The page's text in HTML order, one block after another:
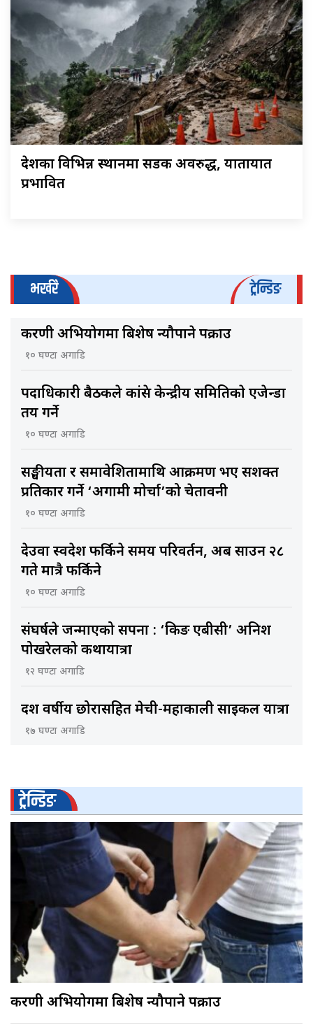
देशका विभिन्न स्थानमा सडक अवरुद्ध, यातायात
प्रभावित
भर्खरै ट्रेन्डिङ
करणी अभियोगमा बिशेष न्यौपाने पक्राउ
१० घण्टा अगाडि
पदाधिकारी बैठकले कांग्रेस केन्द्रीय समितिकाे एजेन्डा
तय गर्ने
१० घण्टा अगाडि
सङ्घीयता र समावेशितामाथि आक्रमण भए सशक्त
प्रतिकार गर्ने ‘अग्रगामी मोर्चा’को चेतावनी
१० घण्टा अगाडि
देउवा स्वदेश फर्किने समय परिवर्तन, अब साउन २८
गते मात्रै फर्किने
१० घण्टा अगाडि
संघर्षले जन्माएको सपना : ‘किङ एबीसी’ अनिश
पोखरेलको कथायात्रा
१२ घण्टा अगाडि
दश वर्षीय छोरासहित मेची-महाकाली साइकल यात्रा
१७ घण्टा अगाडि
ट्रेन्डिङ
करणी अभियोगमा बिशेष न्यौपाने पक्राउ